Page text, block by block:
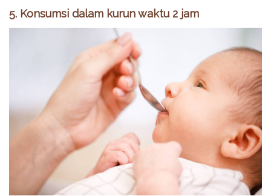
5. Konsumsi dalam kurun waktu 2 jam